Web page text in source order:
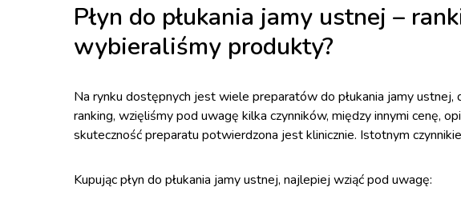
Płyn do płukania jamy ustnej –
wybieraliśmy produkty?
Na rynku dostępnych jest wiele preparatów do płukania jamy
ranking, wzięliśmy pod uwagę kilka czynników, między innymi cenę,
skuteczność preparatu potwierdzona jest klinicznie. Istotnym
Kupując płyn do płukania jamy ustnej, najlepiej wziąć pod uwagę: